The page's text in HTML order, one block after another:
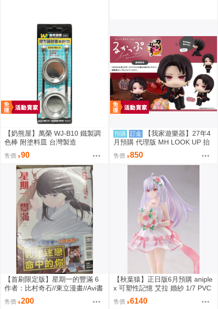
【奶熊屋】萬榮 WJ-B10 鐵製調
色棒 附塗料皿 台灣製造
售價 90
預購 訂金
【我家遊樂器】27年4
月預購 代理版 MH LOOK UP 抬
頭系列 刀劍亂舞ONLINE 加州清
光
售價 850
【首刷限定版】星期一的豐滿 6
作者：比村奇石//東立漫畫//Avi書
售價 200
【秋葉猿】正日版6月預購 aniple
x 可塑性記憶 艾拉 婚紗 1/7 PVC
完成品
售價 6140